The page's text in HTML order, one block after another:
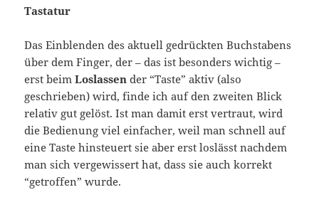
Tastatur
Das Einblenden des aktuell gedrückten Buchstabens
über dem Finger, der – das ist besonders wichtig –
erst beimLoslassender “Taste” aktiv (also
geschrieben) wird, finde ich auf den zweiten Blick
relativ gut gelöst. Ist man damit erst vertraut, wird
die Bedienung viel einfacher, weil man schnell auf
eine Taste hinsteuert sie aber erst loslässt nachdem
man sich vergewissert hat, dass sie auch korrekt
“getroffen” wurde.